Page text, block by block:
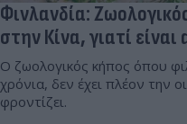
Φινλανδία:
στην Κίνα, γιατί είναι
Ο ζωολογικός κήπος όπου
χρόνια, δεν έχει πλέον την
φροντίζει.